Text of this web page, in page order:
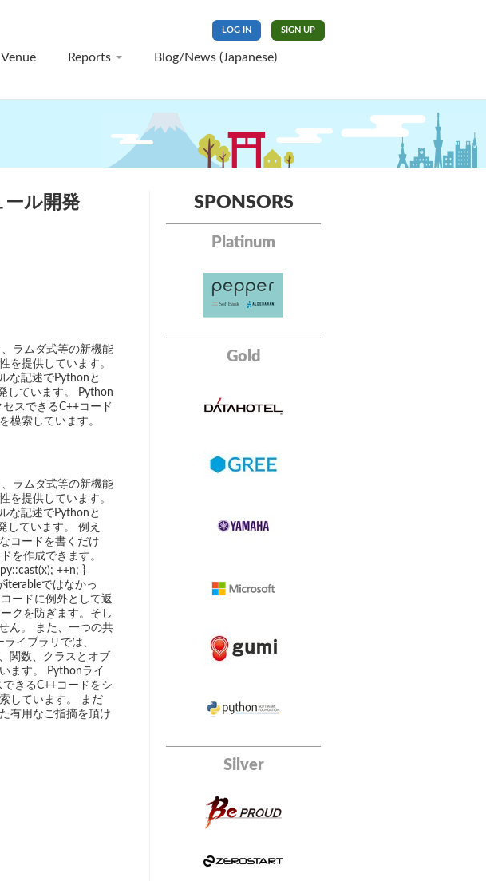
LOG IN SIGN UP
Venue Reports
Blog/News (Japanese)
ール開発
ラムダ式等の新機能
を提供しています。
な記述でPythonと
しています。 Python
スできるC++コード
模索しています。
ラムダ式等の新機能
を提供しています。
な記述でPythonと
しています。 例え
コードを書くだけ
を作成できます。
(x); ++n; }
ではなかっ
ードに例外として返
クを防ぎます。そし
ん。 また、一つの共
イブラリでは、
関数、クラスとオブ
ます。 Pythonライ
きるC++コードをシ
しています。 まだ
有用なご指摘を頂け
SPONSORS
Platinum
Gold
Silver